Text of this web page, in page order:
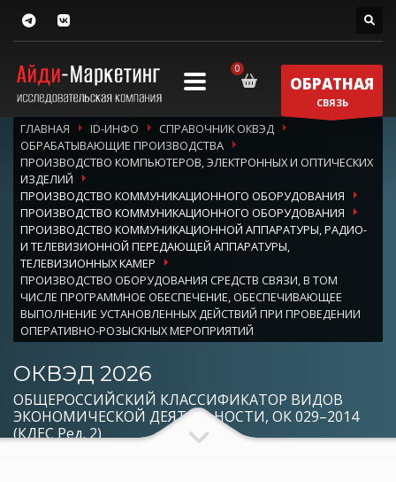
ОБРАТНАЯ
СВЯЗЬ
ГЛАВНАЯ ID-ИНФО
СПРАВОЧНИК ОКВЭД
ОБРАБАТЫВАЮЩИЕ ПРОИЗВОДСТВА
ПРОИЗВОДСТВО КОМПЬЮТЕРОВ, ЭЛЕКТРОННЫХ И ОПТИЧЕСКИХ
ИЗДЕЛИЙ
ПРОИЗВОДСТВО КОММУНИКАЦИОННОГО ОБОРУДОВАНИЯ
ПРОИЗВОДСТВО КОММУНИКАЦИОННОГО ОБОРУДОВАНИЯ
ПРОИЗВОДСТВО КОММУНИКАЦИОННОЙ АППАРАТУРЫ, РАДИО-
И ТЕЛЕВИЗИОННОЙ ПЕРЕДАЮЩЕЙ АППАРАТУРЫ,
ТЕЛЕВИЗИОННЫХ КАМЕР
ПРОИЗВОДСТВО ОБОРУДОВАНИЯ СРЕДСТВ СВЯЗИ, В ТОМ
ЧИСЛЕ ПРОГРАММНОЕ ОБЕСПЕЧЕНИЕ, ОБЕСПЕЧИВАЮЩЕЕ
ВЫПОЛНЕНИЕ УСТАНОВЛЕННЫХ ДЕЙСТВИЙ ПРИ ПРОВЕДЕНИИ
ОПЕРАТИВНО-РОЗЫСКНЫХ МЕРОПРИЯТИЙ
ОКВЭД 2026
ОБЩЕРОССИЙСКИЙ КЛАССИФИКАТОР ВИДОВ
ЭКОНОМИЧЕСКОЙ ДЕЯТЕЛЬНОСТИ, ОК 029–2014
(КДЕС Ред. 2)